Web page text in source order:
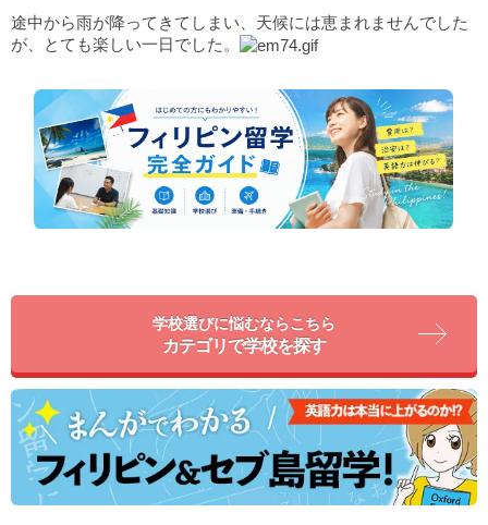
途中から雨が降ってきてしまい、天候には恵まれませんでした
が、とても楽しい一日でした。
学校選びに悩むならこちら
カテゴリで学校を探す